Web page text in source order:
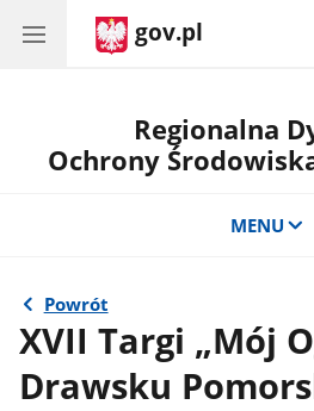
gov.pl
Regionalna
Ochrony
MENU
Powrót
XVII Targi „Mój
Drawsku